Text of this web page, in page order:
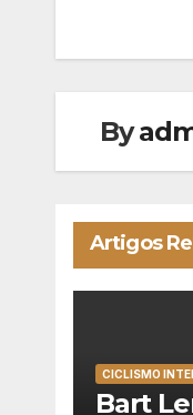
By
Artigos
CICLISMO
Bart